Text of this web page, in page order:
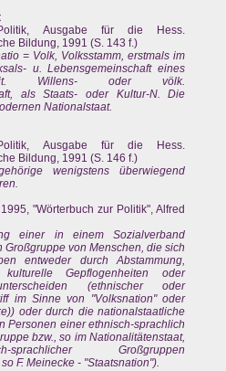
Ausgabe für die Hess.
Bildung, 1991 (S. 143 f.)
= Volk, Volksstamm, erstmals im
u. Lebensgemeinschaft eines
Willens- oder völk.
als Staats- oder Kultur-N. Die
Nationalstaat.
Ausgabe für die Hess.
Bildung, 1991 (S. 146 f.)
wenigstens überwiegend
"Wörterbuch zur Politik", Alfred
einer in einem Sozialverband
von Menschen, die sich
entweder durch Abstammung,
Gepflogenheiten oder
(ethnischer oder
im Sinne von "Volksnation" oder
oder durch die nationalstaatliche
Personen einer ethnisch-sprachlich
bzw., so im Nationalitätenstaat,
Großgruppen
F. Meinecke - "Staatsnation").